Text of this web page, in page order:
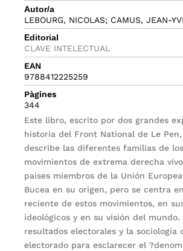
Autor/a
LEBOURG, NICOLAS; CAMUS, JEAN-
Editorial
CLAVE INTELECTUAL
EAN
9788412225259
Pàgines
344
Este libro, escrito por dos grandes
historia del Front National de Le
describe las diferentes familias de los
movimientos de extrema derecha
países miembros de la Unión
Bucea en su origen, pero se centra
reciente de estos movimientos, en
ideológicos y en su visión del mundo.
resultados electorales y la sociología
electorado para esclarecer el